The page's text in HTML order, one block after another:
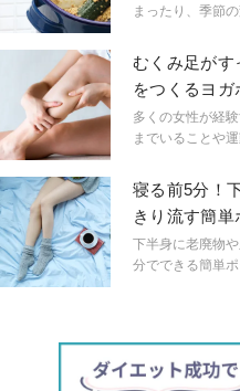
まったり、季節
などのプチ不調
ている可能性が
が、腸を整え、
活」です！手軽
ントをご紹介し
むくみ足がす
をつくるヨガ
多くの女性が経
までいることや
決！リンパの流
消や予防の習慣
寝る前5分！
きり流す簡単
下半身に老廃物
分でできる簡単